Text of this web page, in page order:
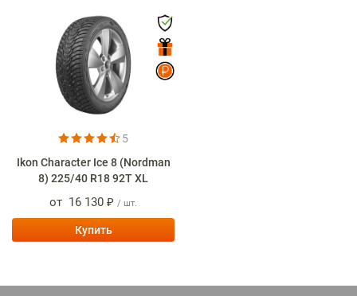
5
Ikon Character Ice 8 (Nordman
8) 225/40 R18 92T XL
от 16 130 ₽ / шт.
Купить